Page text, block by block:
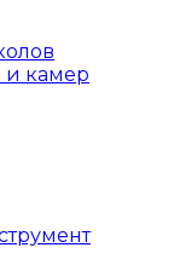
и камер